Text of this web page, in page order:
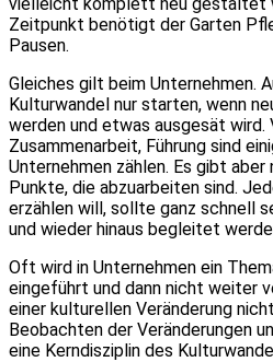
Zeitpunkt benötigt der Garten
Pausen.
Gleiches gilt beim Unternehmen.
Kulturwandel nur starten, wenn
werden und etwas ausgesät wird.
Zusammenarbeit, Führung sind
Unternehmen zählen. Es gibt
Punkte, die abzuarbeiten sind.
erzählen will, sollte ganz schnell
und wieder hinaus begleitet
Oft wird in Unternehmen ein
eingeführt und dann nicht weiter
einer kulturellen Veränderung
Beobachten der Veränderungen
eine Kerndisziplin des